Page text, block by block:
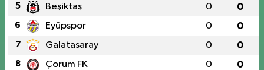
5 Beşiktaş 0 0
6 Eyüpspor 0 0
7 Galatasaray 0 0
8 Çorum FK 0 0